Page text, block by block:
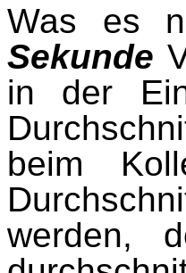
Was es
Sekunde
in der
beim
werden,